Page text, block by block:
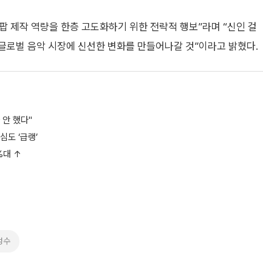
제작 역량을 한층 고도화하기 위한 전략적 행보”라며 “신인 걸
벌 음악 시장에 신선한 변화를 만들어나갈 것”이라고 밝혔다.
했다"
‘급랭’
대 ↑
수